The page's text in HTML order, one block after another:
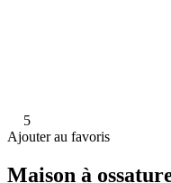
5
Ajouter au favoris
Maison à